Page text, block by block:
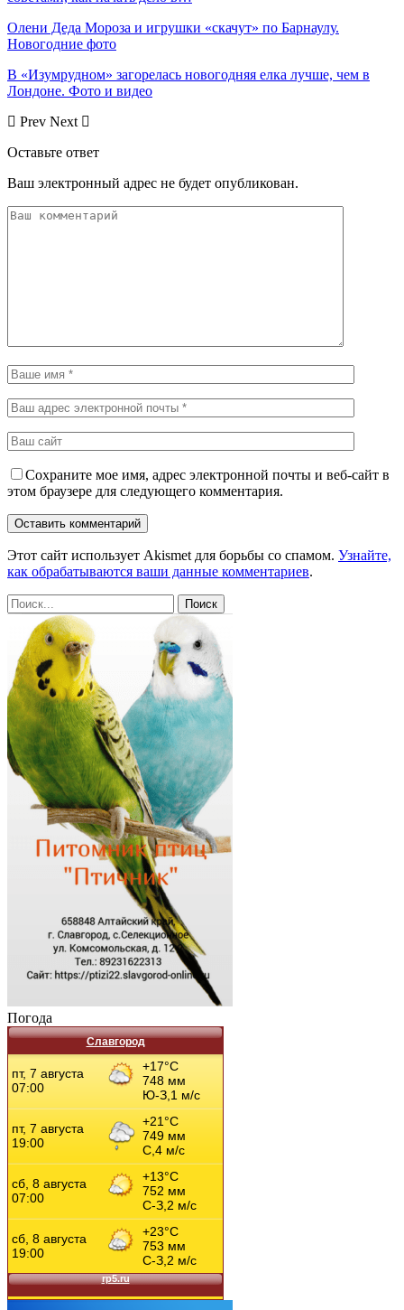
Олени Деда Мороза и игрушки «скачут» по Барнаулу.
Новогодние фото
В «Изумрудном» загорелась новогодняя елка лучше, чем в
Лондоне. Фото и видео
Prev Next
Оставьте ответ
Ваш электронный адрес не будет опубликован.
Сохраните мое имя, адрес электронной почты и веб-сайт в
этом браузере для следующего комментария.
Этот сайт использует Akismet для борьбы со спамом. Узнайте,
как обрабатываются ваши данные комментариев.
Погода
Славгород